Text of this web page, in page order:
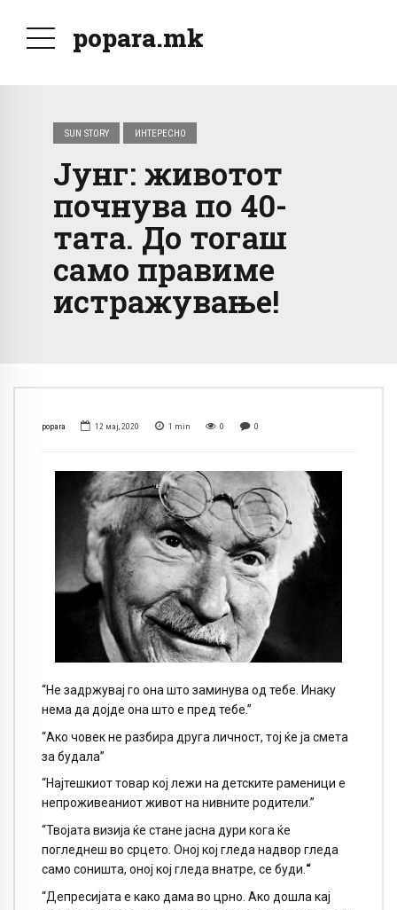
popara.mk
SUN STORY ИНТЕРЕСНО
Јунг: животот
почнува по 40-
тата. До тогаш
само правиме
истражување!
popara 12 мај, 2020 1 min 0 0
“Не задржувај го она што заминува од тебе. Инаку
нема да дојде она што е пред тебе.”
“Ако човек не разбира друга личност, тој ќе ја смета
за будала”
“Најтешкиот товар кој лежи на детските раменици е
непроживеаниот живот на нивните родители.”
“Твојата визија ќе стане јасна дури кога ќе
погледнеш во срцето. Оној кој гледа надвор гледа
само соништа, оној кој гледа внатре, се буди. “
“Депресијата е како дама во црно. Ако дошла кај